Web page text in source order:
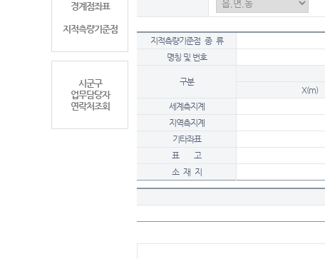
경계점좌표
지적측량기준점
시군구
업무담당자
연락처조회
지적측량기준점 종 류
명칭 및 번호
구분
X(m)
세계측지계
지역측지계
기타좌표
표 고
소 재 지